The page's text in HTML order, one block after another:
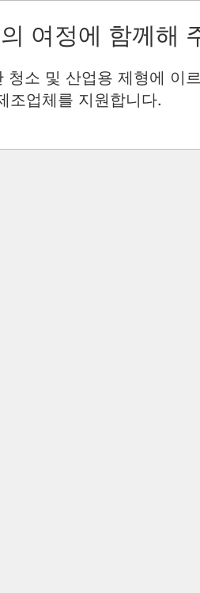
여정에 함께해
소 및 산업용 제형에 이
조업체를 지원합니다.